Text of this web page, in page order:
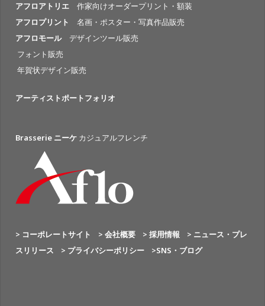
アフロアトリエ 作家向けオーダープリント・額装
アフロプリント
名画・ポスター・写真作品販売
アフロモールデザインツール販売
フォント販売
年賀状デザイン販売
アーティストポートフォリオ
Brasserie ニーケ カジュアルフレンチ
> コーポレートサイト > 会社概要 > 採用情報 > ニュース・プレ
スリリース > プライバシーポリシー >SNS・ブログ